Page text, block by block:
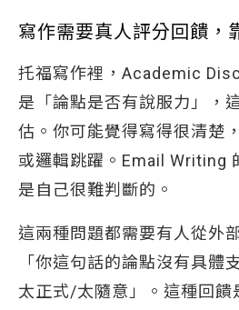
寫作需要真人評分回饋，
托福寫作裡，Academic
是「論點是否有說服力」，
估。你可能覺得寫得很清楚
或邏輯跳躍。Email Writing
是自己很難判斷的。
這兩種問題都需要有人從外
「你這句話的論點沒有具體
太正式/太隨意」。這種回饋